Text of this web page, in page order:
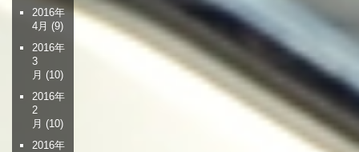
2016年
4月 (9)
2016年
3
月 (10)
2016年
2
月 (10)
2016年